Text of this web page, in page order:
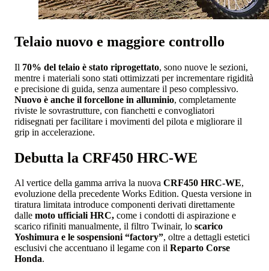
Telaio nuovo e maggiore controllo
Il 70% del telaio è stato riprogettato, sono nuove le sezioni,
mentre i materiali sono stati ottimizzati per incrementare rigidità
e precisione di guida, senza aumentare il peso complessivo.
Nuovo è anche il forcellone in alluminio, completamente
riviste le sovrastrutture, con fianchetti e convogliatori
ridisegnati per facilitare i movimenti del pilota e migliorare il
grip in accelerazione.
Debutta la CRF450 HRC-WE
Al vertice della gamma arriva la nuova CRF450 HRC-WE,
evoluzione della precedente Works Edition. Questa versione in
tiratura limitata introduce componenti derivati direttamente
dalle moto ufficiali HRC, come i condotti di aspirazione e
scarico rifiniti manualmente, il filtro Twinair, lo scarico
Yoshimura e le sospensioni “factory”, oltre a dettagli estetici
esclusivi che accentuano il legame con il Reparto Corse
Honda.